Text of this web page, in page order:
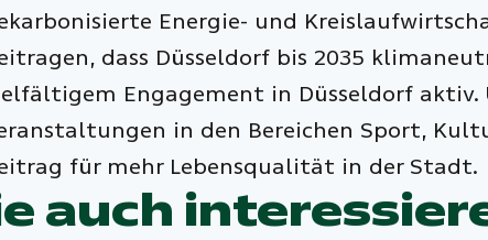
Energie- und
dass Düsseldorf bis 2035
Engagement in Düsseldorf
in den Bereichen Sport,
für mehr Lebensqualität in der Stadt.
auch